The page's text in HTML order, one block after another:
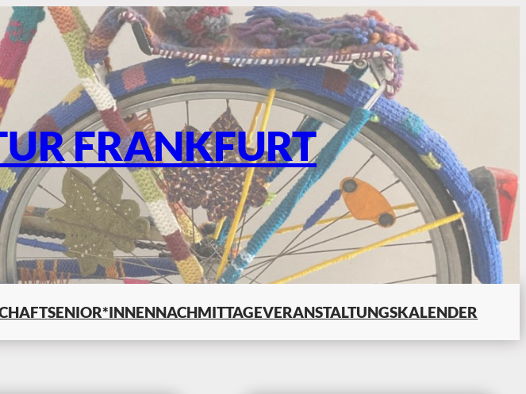
FRANKFURT
SENIOR*INNENNACHMITTAGEVERANSTALTUNGSKALENDER